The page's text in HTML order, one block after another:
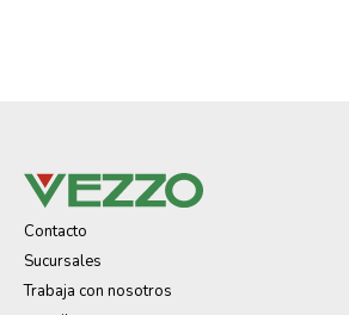
Contacto
Sucursales
Trabaja con nosotros